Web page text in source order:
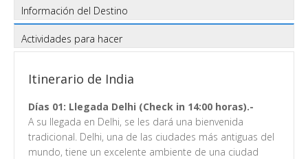
Información del Destino
Actividades para hacer
Itinerario de India
Días 01: Llegada Delhi (Check in 14:00 horas).-
A su llegada en Delhi, se les dará una bienvenida
tradicional. Delhi, una de las ciudades más antiguas del
mundo, tiene un excelente ambiente de una ciudad